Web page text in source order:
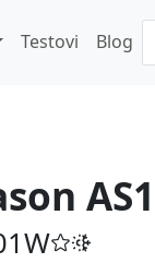
Testovi Blog
AS1